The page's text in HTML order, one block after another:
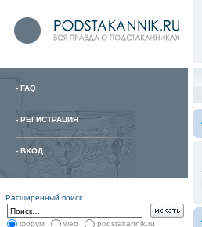
- FAQ
- РЕГИСТРАЦИЯ
- ВХОД
Расширенный поиск
форум web podstakannik.ru